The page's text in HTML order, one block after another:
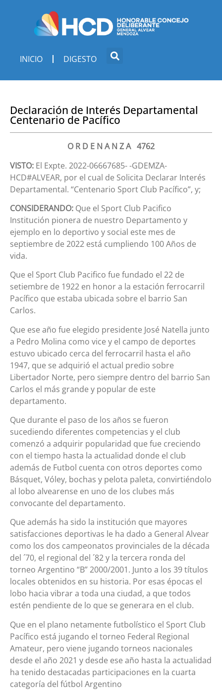
INICIO DIGESTO
Declaración de Interés Departamental
Centenario de Pacífico
O R D E N A N Z A 4762
VISTO: El Expte. 2022-06667685- -GDEMZA-
HCD#ALVEAR, por el cual de Solicita Declarar Interés
Departamental. “Centenario Sport Club Pacífico”, y;
CONSIDERANDO: Que el Sport Club Pacifico
Institución pionera de nuestro Departamento y
ejemplo en lo deportivo y social este mes de
septiembre de 2022 está cumpliendo 100 Años de
vida.
Que el Sport Club Pacifico fue fundado el 22 de
setiembre de 1922 en honor a la estación ferrocarril
Pacífico que estaba ubicada sobre el barrio San
Carlos.
Que ese año fue elegido presidente José Natella junto
a Pedro Molina como vice y el campo de deportes
estuvo ubicado cerca del ferrocarril hasta el año
1947, que se adquirió el actual predio sobre
Libertador Norte, pero siempre dentro del barrio San
Carlos el más grande y popular de este
departamento.
Que durante el paso de los años se fueron
sucediendo diferentes competencias y el club
comenzó a adquirir popularidad que fue creciendo
con el tiempo hasta la actualidad donde el club
además de Futbol cuenta con otros deportes como
Básquet, Vóley, bochas y pelota paleta, convirtiéndolo
al lobo alvearense en uno de los clubes más
convocante del departamento.
Que además ha sido la institución que mayores
satisfacciones deportivas le ha dado a General Alvear
como los dos campeonatos provinciales de la década
del ´70, el regional del ´82 y la tercera ronda del
torneo Argentino “B” 2000/2001. Junto a los 39 títulos
locales obtenidos en su historia. Por esas épocas el
lobo hacia vibrar a toda una ciudad, a que todos
estén pendiente de lo que se generara en el club.
Que en el plano netamente futbolístico el Sport Club
Pacífico está jugando el torneo Federal Regional
Amateur, pero viene jugando torneos nacionales
desde el año 2021 y desde ese año hasta la actualidad
ha tenido destacadas participaciones en la cuarta
categoría del fútbol Argentino